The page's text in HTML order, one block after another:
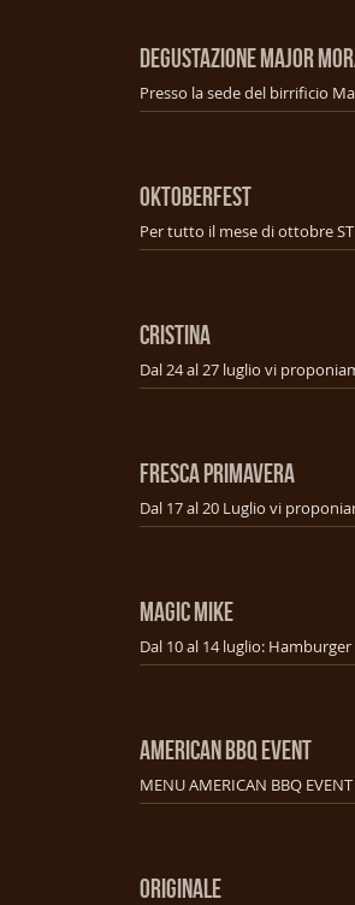
Degustazione Major
OKTOBERFEST
Per tutto il mese di ottobre
CRISTINA
FRESCA PRIMAVERA
MAGIC MIKE
AMERICAN BBQ EVENT
ORIGINALE